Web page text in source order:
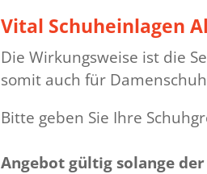
Vital Schuheinlagen
Die Wirkungsweise ist die
somit auch für
Bitte geben Sie Ihre
Angebot gültig solange